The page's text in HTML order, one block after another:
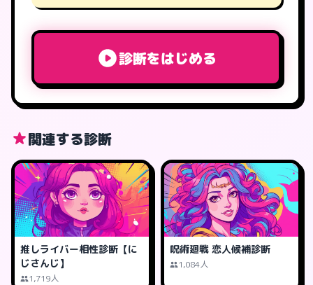
診断をはじめる
関連する診断
推しライバー相性診断【に
じさんじ】
1,719人
呪術廻戦 恋人候補診断
1,084人